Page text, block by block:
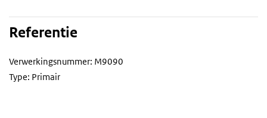
Referentie
Verwerkingsnummer: M9090
Type: Primair